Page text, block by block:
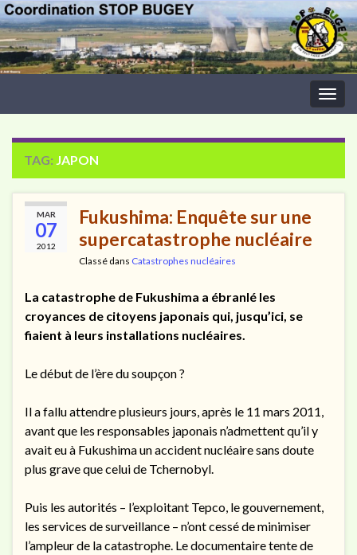
TAG: JAPON
MAR
07
2012
Fukushima: Enquête sur une
supercatastrophe nucléaire
Classé dans Catastrophes nucléaires
La catastrophe de Fukushima a ébranlé les
croyances de citoyens japonais qui, jusqu’ici, se
fiaient à leurs installations nucléaires.
Le début de l’ère du soupçon ?
Il a fallu attendre plusieurs jours, après le 11 mars 2011,
avant que les responsables japonais n’admettent qu’il y
avait eu à Fukushima un accident nucléaire sans doute
plus grave que celui de Tchernobyl.
Puis les autorités – l’exploitant Tepco, le gouvernement,
les services de surveillance – n’ont cessé de minimiser
l’ampleur de la catastrophe. Le documentaire tente de